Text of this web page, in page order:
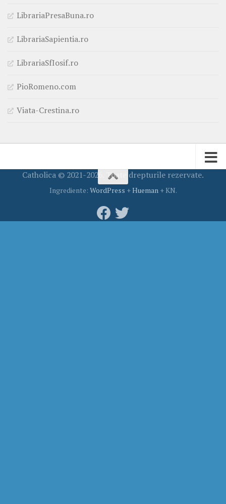
LibrariaPresaBuna.ro
LibrariaSapientia.ro
LibrariaSfIosif.ro
PioRomeno.com
Viata-Crestina.ro
Catholica © 2021-2026. Toate drepturile rezervate.
Ingrediente: WordPress +Hueman+ KN.